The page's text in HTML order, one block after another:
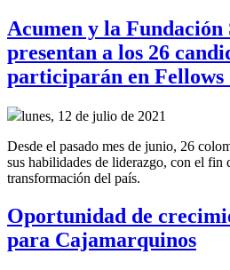
Acumen y la Fundación
presentan a los 26
participarán en Fellows
lunes, 12 de julio de 2021
Desde el pasado mes de junio, 26
sus habilidades de liderazgo, con el fin
transformación del país.
Oportunidad de
para Cajamarquinos